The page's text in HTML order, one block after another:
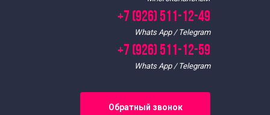
Архитектурно-исторические экскурсии
Экскурсии в выходные дни
Необычные экскурсии на выходные
+7 (926) 511-12-49
Whats App / Telegram
+7 (926) 511-12-59
Whats App / Telegram
Обратный звонок